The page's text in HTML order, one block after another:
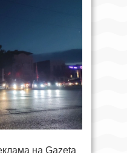
на Gazeta